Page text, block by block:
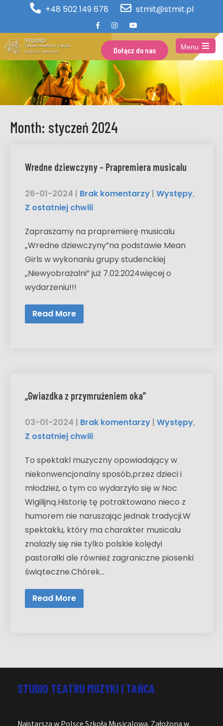
+48 502 149 678 stmit@stmit.pl
Dołącz do nas
Menu
Open
the
main
menu
Month: styczeń 2024
Wredne dziewczyny – Prapremiera musicalu
26-01-2024 | Brak komentarzy | Występy,
Z ostatniej chwili
Zapraszamy na prapremierę musicalu
„Wredne dziewczyny”na podstawie Mean
Girls w wykonaniu grupy studenckiej
„Niewyobrażalni” już 7.02.2024więcej o
wydarzeniu!!!
Read More
„Gwiazdka z przymrużeniem oka”
03-01-2024 | Brak komentarzy | Występy,
Z ostatniej chwili
To spektakl muzyczny opowiadający w
niekonwencjonalny sposób,przez dzieci i
młodzież, o tym co wydarzyło się w Noc
Wigilijną.Historię tę potraktowano nieco z
humorem nie naruszając jednak tradycji.W
spektaklu, który ma charakter musicalu
znalazły się nie tylko polskie kolędyi
pastorałki ale również zagraniczne piosenki
świąteczne.Chórek…
Read More
STUDIO TEATRU MUZYKI I TAŃCA
Najstarsza w Polsce Szkoła Musicalowa. Założona w